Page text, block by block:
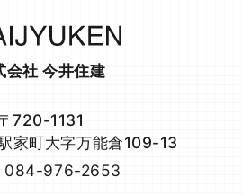
ード番号，運転免許証番号など
することがあります。また，ユ
との間でなされたユーザーの個
録や，決済に関する情報を当社
携先｣といいます。）などから
ます。
ついて，利用したサービスやソ
た商品，閲覧したページや広告
会社 今井住建
720-1131
家町大字万能倉109-13
084-976-2653